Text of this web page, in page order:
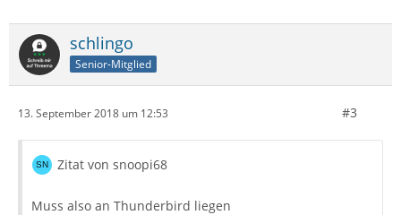
schlingo
Senior-Mitglied
13. September 2018 um 12:53 #3
Zitat von snoopi68
Muss also an Thunderbird liegen